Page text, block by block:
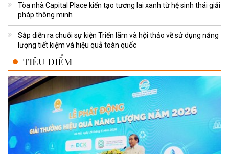
Tòa nhà Capital Place kiến tạo tương lai xanh từ hệ sinh thái giải
pháp thông minh
Sắp diễn ra chuỗi sự kiện Triển lãm và hội thảo về sử dụng năng
lượng tiết kiệm và hiệu quả toàn quốc
TIÊU ĐIỂM